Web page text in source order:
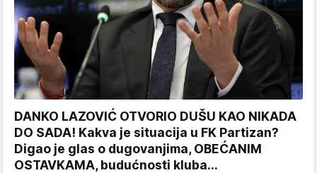
DANKO LAZOVIĆ OTVORIO DUŠU KAO NIKADA
DO SADA! Kakva je situacija u FK Partizan?
Digao je glas o dugovanjima, OBEĆANIM
OSTAVKAMA, budućnosti kluba...